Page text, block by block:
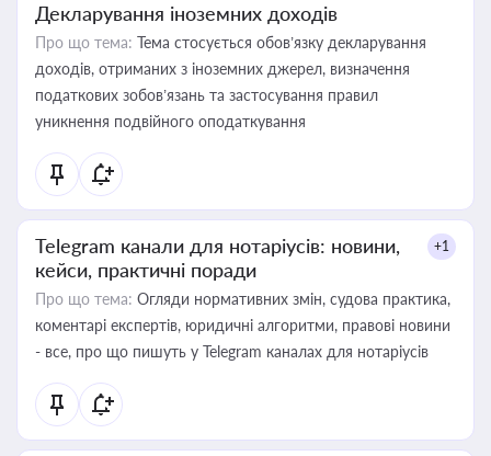
Декларування іноземних доходів
Про що тема: Тема стосується обов’язку декларування
доходів, отриманих з іноземних джерел, визначення
податкових зобов’язань та застосування правил
уникнення подвійного оподаткування
Telegram канали для нотаріусів: новини,
кейси, практичні поради
+1
Про що тема: Огляди нормативних змін, судова практика,
коментарі експертів, юридичні алгоритми, правові новини
- все, про що пишуть у Telegram каналах для нотаріусів